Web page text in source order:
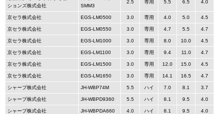
ションズ株式会社
SMM3
2.5 専用 5.5 6.5 4.0
京セラ株式会社 EGS-LM0500 3.0 専用 4.0 5.0 4.5
京セラ株式会社 EGS-LM0550 3.0 専用 4.7 5.5 4.7
京セラ株式会社 EGS-LM1000 3.0 専用 8.0 10.0 4.5
京セラ株式会社 EGS-LM1100 3.0 専用 9.4 11.0 4.7
京セラ株式会社 EGS-LM1500 3.0 専用 12.0 15.0 4.5
京セラ株式会社 EGS-LM1650 3.0 専用 14.1 16.5 4.7
シャープ株式会社 JH-WBP74M 5.5 ハイ 7.0 8.1 3.7
シャープ株式会社 JH-WBPD9360 5.5 ハイ 8.1 9.5 4.0
シャープ株式会社 JH-WBPDA660 4.0 ハイ 8.1 9.5 4.0